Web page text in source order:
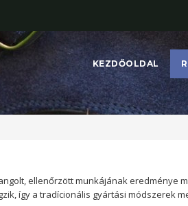
KEZDŐOLDAL
ellenőrzött munkájának eredménye
így a tradícionális gyártási módszerek